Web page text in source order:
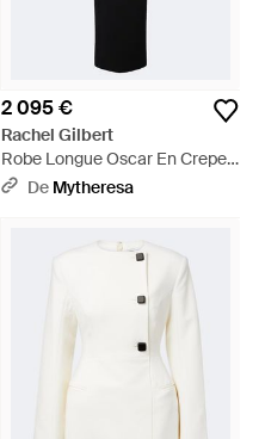
2 095 €
Rachel Gilbert
Robe Longue Oscar En Crepe -
NoirDe Mytheresa